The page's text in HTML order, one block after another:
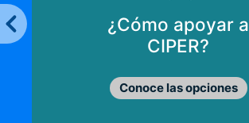
¿Cómo apoyar a
CIPER?
Conoce las opciones